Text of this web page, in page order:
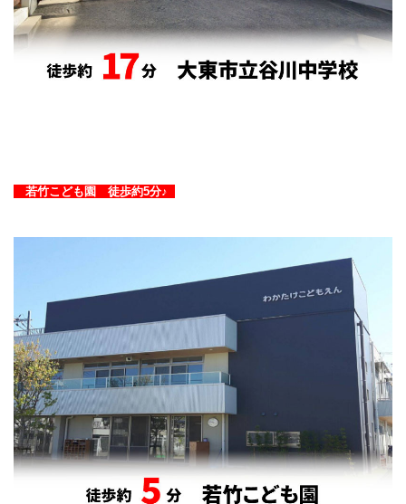
若竹こども園 徒歩約5分♪